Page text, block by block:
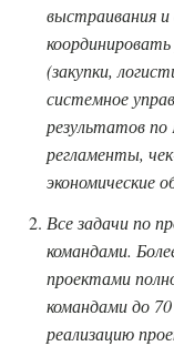
выстраивания
(закупки,
системное
результатов
регламенты,
экономические
Все задачи по
командами.
проектами
командами до
реализацию